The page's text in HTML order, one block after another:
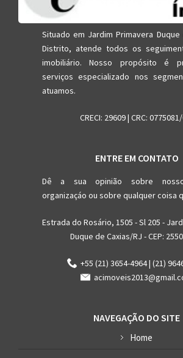
Situado em Jardim Primavera Duque
Distrito, atende todos os
imobiliário. Nosso propósito é
serviços especializado nos
atuamos.
CRECI: 29609 | CRC:
ENTRE EM CONTATO
Dê a sua opinião sobre
organizaçáo ou sobre qualquer coisa
Estrada do Rosário, 1505 - Sl 205 -
Duque de Caxias/RJ - CEP:
+55 (21) 3654-4964 | (21)
NAVEGAÇÃO DO SITE
Home